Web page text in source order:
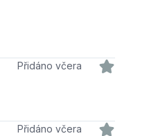
Přidáno včera
Přidáno včera